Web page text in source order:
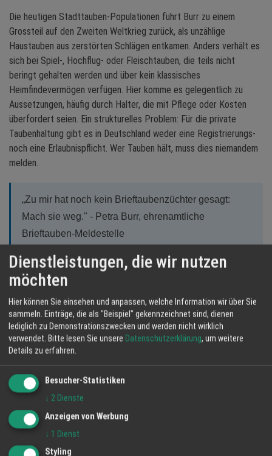
Die heutigen Stadttauben-Populationen führt Burr zu einem
Grossteil auf den Zweiten Weltkrieg zurück, als unzählige
Haustauben aus zerstörten Schlägen entkamen. Anders verhält es
sich bei Spiel-, Hochflug- oder Fleischtauben, die teils nicht
beringt gehalten werden und über kein klassisches
Heimfindevermögen verfügen. Hier komme es gelegentlich zu
Aussetzungen, häufig durch Halter, die mit Pflege oder Kosten
überfordert seien. Ein strukturelles Problem: Für die private
Taubenhaltung gibt es in Deutschland weder eine Registrierungs-
noch eine Erlaubnispflicht. Wer Tauben hält, muss dies niemandem
melden.
„Zu mir hat noch kein Brieftaubenzüchter gesagt:
Mach sie weg." - Petra Burr, ehrenamtliche
Brieftauben-Meldestelle
Was fehle, sei mehr Wissen über die unterschiedlichen
Taubenarten - und mehr Bereitschaft, miteinander zu sprechen
statt übereinander.
Teil 7: Was das Recht sagt
Juristisch betreten Stadt und Verein in Achern kein
Loeper, ausgewiesener Experte für Tierschutzrecht, hat die Lage
2021 in einer umfassenden Abhandlung zusammengefasst. Sein
April 2018 (Az. 3 C 24/16), nach dem Stadttauben als
Nachkommen ausgesetzter oder verflogener Haustauben rechtlich
dem Fundrecht unterliegen. Daraus folgt nach von Loepers
Dienstleistungen, die wir nutzen
möchten
Hier können Sie einsehen und anpassen, welche Information wir über Sie
sammeln. Einträge, die als "Beispiel" gekennzeichnet sind, dienen
lediglich zu Demonstrationszwecken und werden nicht wirklich
verwendet. Bitte lesen Sie unsere Datenschutzerklärung, um weitere
Details zu erfahren.
Besucher-Statistiken
↓ 2 Dienste
Anzeigen von Werbung
↓ 1 Dienst
Styling